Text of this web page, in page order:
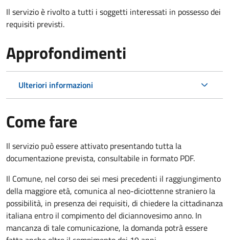
Il servizio è rivolto a tutti i soggetti interessati in possesso dei
requisiti previsti.
Approfondimenti
Ulteriori informazioni
Come fare
Il servizio può essere attivato presentando tutta la
documentazione prevista, consultabile in formato PDF.
Il Comune, nel corso dei sei mesi precedenti il raggiungimento
della maggiore età, comunica al neo-diciottenne straniero la
possibilità, in presenza dei requisiti, di chiedere la cittadinanza
italiana entro il compimento del diciannovesimo anno. In
mancanza di tale comunicazione, la domanda potrà essere